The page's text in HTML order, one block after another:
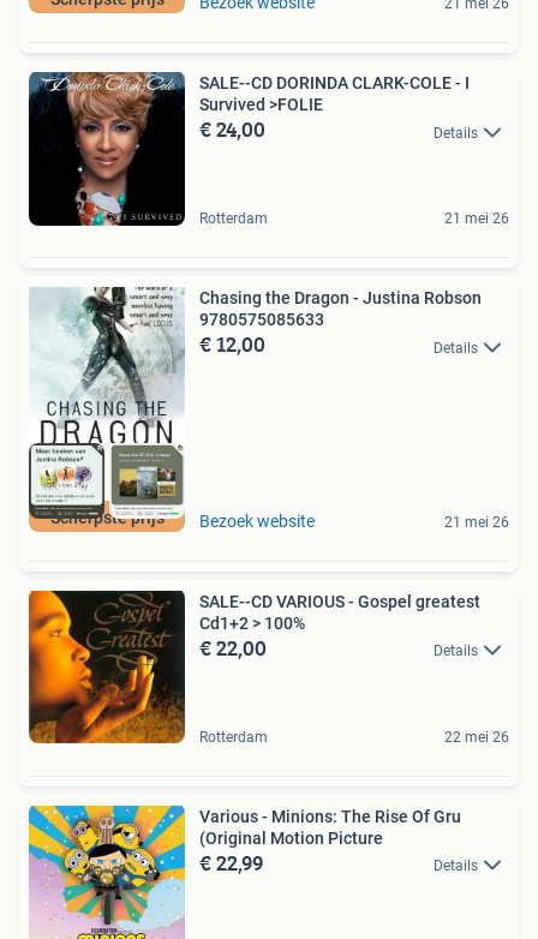
21 mei 26
SALE--CD DORINDA CLARK-COLE - I
Survived >FOLIE
€ 24,00 Details
Rotterdam 21 mei 26
Scherpste prijs
Chasing the Dragon - Justina Robson
9780575085633
€ 12,00 Details
Bezoek website 21 mei 26
SALE--CD VARIOUS - Gospel greatest
Cd1+2 > 100%
€ 22,00 Details
Rotterdam 22 mei 26
Various - Minions: The Rise Of Gru
(Original Motion Picture
€ 22,99 Details